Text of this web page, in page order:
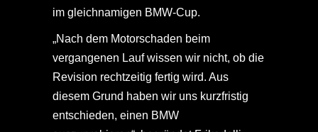
im gleichnamigen BMW-Cup.
„Nach dem Motorschaden beim
vergangenen Lauf wissen wir nicht, ob die
Revision rechtzeitig fertig wird. Aus
diesem Grund haben wir uns kurzfristig
entschieden, einen BMW